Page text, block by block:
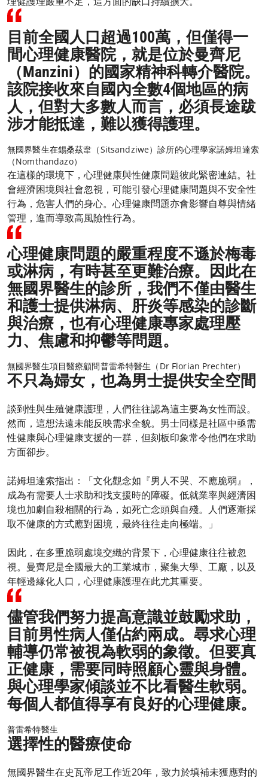
目前全國人口超過100萬，但僅得一
間心理健康醫院，就是位於曼齊尼
（Manzini）的國家精神科轉介醫院。
該院接收來自國內全數4個地區的病
人，但對大多數人而言，必須長途跋
涉才能抵達，難以獲得護理。
無國界醫生在錫桑茲韋（Sitsandziwe）診所的心理學家諾姆坦達索
（Nomthandazo）
在這樣的環境下，心理健康與性健康問題彼此緊密連結。社
會經濟困境與社會忽視，可能引發心理健康問題與不安全性
行為，危害人們的身心。心理健康問題亦會影響自尊與情緒
管理，進而導致高風險性行為。
心理健康問題的嚴重程度不遜於梅毒
或淋病，有時甚至更難治療。因此在
無國界醫生的診所，我們不僅由醫生
和護士提供淋病、肝炎等感染的診斷
與治療，也有心理健康專家處理壓
力、焦慮和抑鬱等問題。
無國界醫生項目醫療顧問普雷希特醫生（Dr Florian Prechter）
不只為婦女，也為男士提供安全空間
談到性與生殖健康護理，人們往往認為這主要為女性而設。
然而，這想法遠未能反映需求全貌。男士同樣是社區中亟需
性健康與心理健康支援的一群，但刻板印象常令他們在求助
方面卻步。
諾姆坦達索指出：「文化觀念如『男人不哭、不應脆弱』，
成為有需要人士求助和找支援時的障礙。低就業率與經濟困
境也加劇自殺相關的行為，如死亡念頭與自殘。人們逐漸採
取不健康的方式應對困境，最終往往走向極端。」
因此，在多重脆弱處境交織的背景下，心理健康往往被忽
視。曼齊尼是全國最大的工業城市，聚集大學、工廠，以及
年輕邊緣化人口，心理健康護理在此尤其重要。
儘管我們努力提高意識並鼓勵求助，
目前男性病人僅佔約兩成。尋求心理
輔導仍常被視為軟弱的象徵。但要真
正健康，需要同時照顧心靈與身體。
與心理學家傾談並不比看醫生軟弱。
每個人都值得享有良好的心理健康。
普雷希特醫生
選擇性的醫療使命
無國界醫生在史瓦帝尼工作近20年，致力於填補未獲應對的